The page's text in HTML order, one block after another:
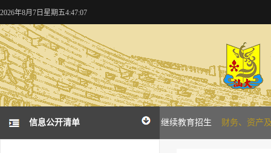
2026年8月7日星期五4:47:07
况 学校新闻 本科招生 研究生招生 继续教育招生 财务、资产
信息公开清单